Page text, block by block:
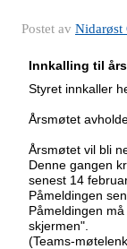
Postet av Nidarøst
Innkalling til års
Styret innkaller h
Årsmøtet avhold
Årsmøtet vil bli
Denne gangen
senest 14
Påmeldingen
Påmeldingen
skjermen".
(Teams-